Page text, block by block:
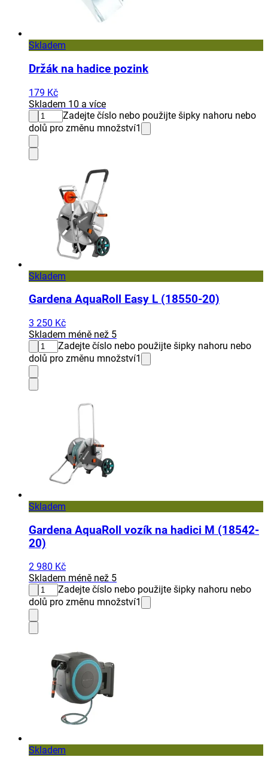
Skladem
Držák na hadice pozink
179 Kč
Skladem 10 a více
Zadejte číslo nebo použijte šipky nahoru nebo
dolů pro změnu množství1
Skladem
Gardena AquaRoll Easy L (18550-20)
3 250 Kč
Skladem méně než 5
Zadejte číslo nebo použijte šipky nahoru nebo
dolů pro změnu množství1
Skladem
Gardena AquaRoll vozík na hadici M (18542-
20)
2 980 Kč
Skladem méně než 5
Zadejte číslo nebo použijte šipky nahoru nebo
dolů pro změnu množství1
Skladem